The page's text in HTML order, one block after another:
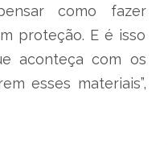
como fazer
proteção. E é isso
aconteça com os
esses materiais”,